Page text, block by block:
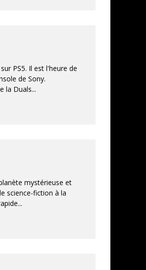
PS5. Il est l'heure de
de Sony.
la Duals...
mystérieuse et
science-fiction à la
...